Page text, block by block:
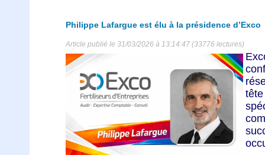
Philippe Lafargue est élu à la présidence d’Exco
Article publié le 31/03/2026 à 13:14:47 (33776 lectures)